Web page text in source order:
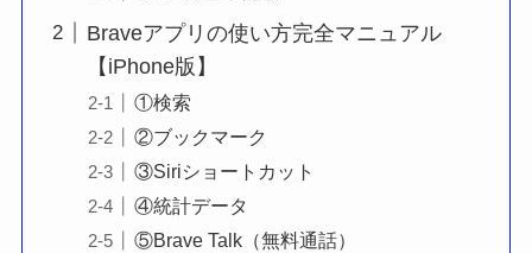
Braveアプリの使い方完全マニュアル
【iPhone版】
①検索
②ブックマーク
③Siriショートカット
④統計データ
⑤Brave Talk（無料通話）